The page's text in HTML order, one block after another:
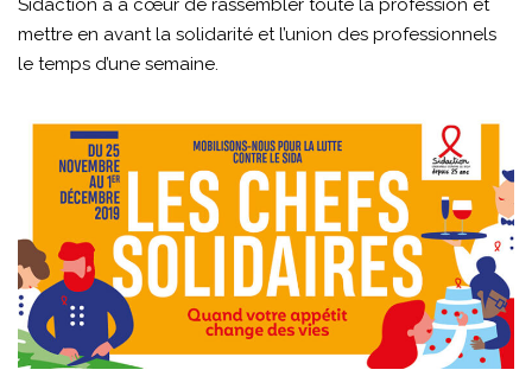
mettre en avant la solidarité et l’union des professionnels
le temps d’une semaine.